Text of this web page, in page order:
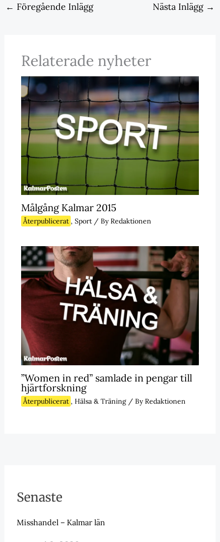
← Föregående Inlägg Nästa Inlägg →
Relaterade nyheter
Målgång Kalmar 2015
Återpublicerat , Sport/ ByRedaktionen
”Women in red” samlade in pengar till
hjärtforskning
Återpublicerat , Hälsa & Träning/ ByRedaktionen
Senaste
Misshandel – Kalmar län